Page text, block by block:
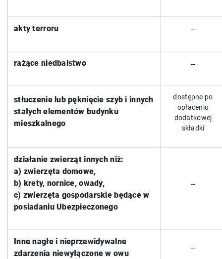
akty terroru –
rażące niedbalstwo –
stłuczenie lub pęknięcie szyb i innych
stałych elementów budynku
mieszkalnego
dostępne po
opłaceniu
dodatkowej
składki
działanie zwierząt innych niż:
a) zwierzęta domowe,
b) krety, nornice, owady,
c) zwierzęta gospodarskie będące w
posiadaniu Ubezpieczonego
–
Inne nagłe i nieprzewidywalne
zdarzenia niewyłączone w owu
–